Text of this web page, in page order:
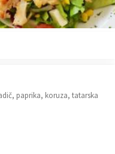
paprika, koruza, tatarska